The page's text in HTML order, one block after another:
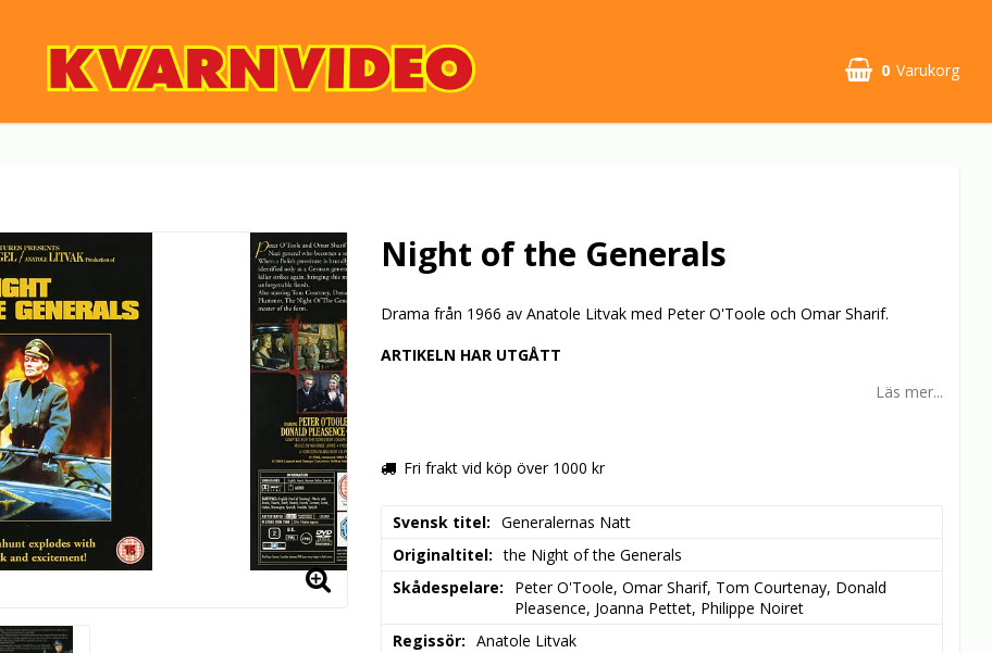
0 Varukorg
Night of the Generals
Drama från 1966 av Anatole Litvak med Peter O'Toole och Omar Sharif.
ARTIKELN HAR UTGÅTT
Läs mer...
Fri frakt vid köp över 1000 kr
Svensk titel
Generalernas Natt
Originaltitel
the Night of the Generals
Skådespelare
Peter O'Toole, Omar Sharif, Tom Courtenay, Donald
Pleasence, Joanna Pettet, Philippe Noiret
Regissör
Anatole Litvak